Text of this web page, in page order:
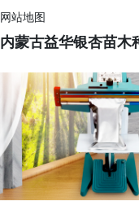
网站地图
内蒙古益华银杏苗木